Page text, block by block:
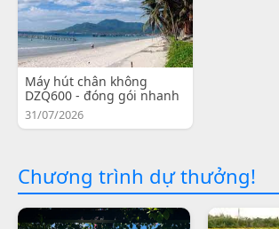
Máy hút chân không
DZQ600 - đóng gói nhanh
31/07/2026
Chương trình dự thưởng!